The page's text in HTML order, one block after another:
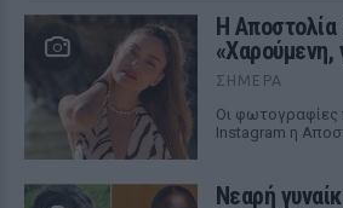
Η
«Χαρούμενη,
ΣΉΜΕΡΑ
Οι φωτογραφίες
Instagram η
Νεαρή